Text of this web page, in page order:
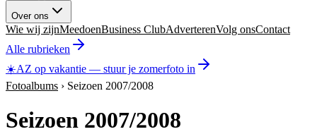
Over ons
Wie wij zijnMeedoenBusiness ClubAdverterenVolg onsContact
Alle rubrieken
☀️AZ op vakantie — stuur je zomerfoto in
Fotoalbums › Seizoen 2007/2008
Seizoen 2007/2008